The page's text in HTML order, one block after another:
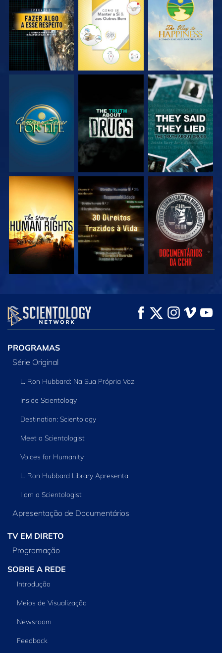
VEJA VEJA VEJA
VEJA VEJA VEJA
VEJA VEJA VEJA
VEJA EXPLORE A SÉRIE
PROGRAMAS
Série Original
L. Ron Hubbard: Na Sua Própria Voz
Inside Scientology
Destination: Scientology
Meet a Scientologist
Voices for Humanity
L. Ron Hubbard Library Apresenta
I am a Scientologist
Apresentação de Documentários
TV EM DIRETO
Programação
SOBRE A REDE
Introdução
Meios de Visualização
Newsroom
Feedback